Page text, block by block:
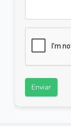
Enviar